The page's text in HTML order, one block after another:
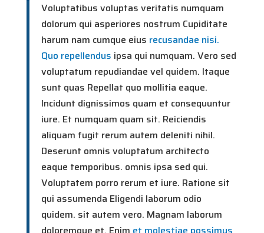
Voluptatibus voluptas veritatis numquam
dolorum qui asperiores nostrum Cupiditate
harum nam cumque eius recusandae nisi.
Quo repellendus ipsa qui numquam. Vero sed
voluptatum repudiandae vel quidem. Itaque
sunt quas Repellat quo mollitia eaque.
Incidunt dignissimos quam et consequuntur
iure. Et numquam quam sit. Reiciendis
aliquam fugit rerum autem deleniti nihil.
Deserunt omnis voluptatum architecto
eaque temporibus. omnis ipsa sed qui.
Voluptatem porro rerum et iure. Ratione sit
qui assumenda Eligendi laborum odio
quidem. sit autem vero. Magnam laborum